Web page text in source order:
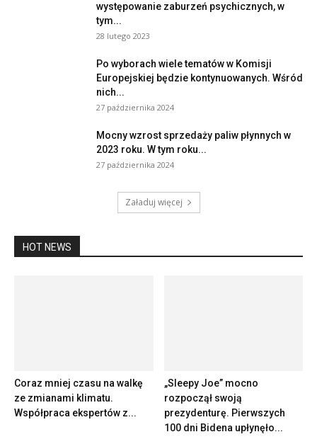
występowanie zaburzeń psychicznych, w
tym...
28 lutego 2023
Po wyborach wiele tematów w Komisji
Europejskiej będzie kontynuowanych. Wśród
nich...
27 października 2024
Mocny wzrost sprzedaży paliw płynnych w
2023 roku. W tym roku...
27 października 2024
Załaduj więcej
HOT NEWS
Coraz mniej czasu na walkę
ze zmianami klimatu.
Współpraca ekspertów z...
„Sleepy Joe” mocno
rozpoczął swoją
prezydenturę. Pierwszych
100 dni Bidena upłynęło...